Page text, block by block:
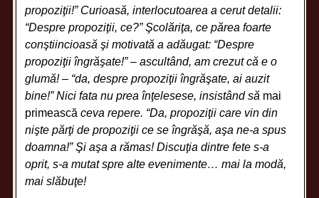
propoziţii!” Curioasă, interlocutoarea a cerut detalii:
“Despre propoziţii, ce?” Şcolăriţa, ce părea foarte
conştiincioasă şi motivată a adăugat: “Despre
propoziţii îngrăşate!” – ascultând, am crezut că e o
glumă! – “da, despre propoziţii îngrăşate, ai auzit
bine!” Nici fata nu prea înţelesese, insistând să mai
primească ceva repere. “Da, propoziţii care vin din
nişte părţi de propoziţii ce se îngrăşă, aşa ne-a spus
doamna!” Şi aşa a rămas! Discuţia dintre fete s-a
oprit, s-a mutat spre alte evenimente… mai la modă,
mai slăbuţe!